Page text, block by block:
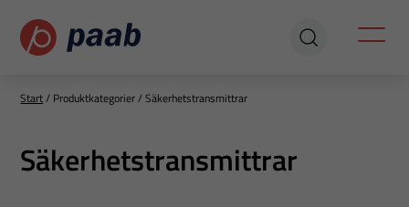
Start/ Produktkategorier/Säkerhetstransmittrar
Säkerhetstransmittrar